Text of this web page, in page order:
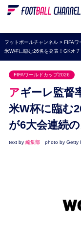
WEリーグ
海外サッカー
プレミアリ
ラ・リーガ
セリエA
ブンデスリ
UEFA
ナショナルチ
フットボールチャンネル> FIFAワ
米W杯に臨む26名を発表！GKオ
FIFAワールドカップ2026
アギーレ監督率いるメキシコ代表、北中
米W杯に臨む
が6大会連続
text by 編集部 photo by Getty